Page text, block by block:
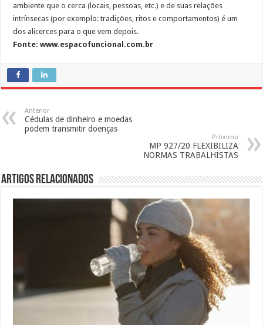
ambiente que o cerca (locais, pessoas, etc.) e de suas relações
intrínsecas (por exemplo: tradições, ritos e comportamentos) é um
dos alicerces para o que vem depois.
Fonte: www.espacofuncional.com.br
Anterior
Cédulas de dinheiro e moedas
podem transmitir doenças
Próximo
MP 927/20 FLEXIBILIZA
NORMAS TRABALHISTAS
Artigos Relacionados